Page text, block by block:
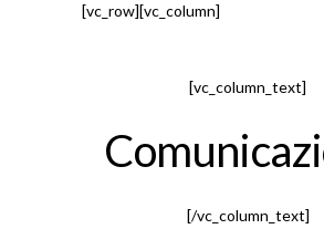
[vc_row][vc_column]
[vc_column_text]
[/vc_column_text]